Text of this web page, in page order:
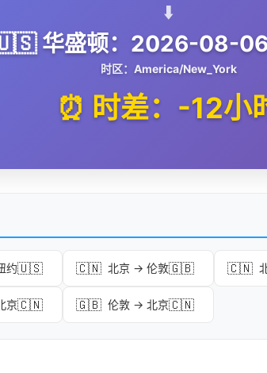
⬇️
华盛顿：2026-08-
时区：America/New_York
⏰ 时差：-12小
约🇺🇸 🇨🇳 北京 → 伦敦🇬🇧 🇨🇳
京🇨🇳 🇬🇧 伦敦 → 北京🇨🇳